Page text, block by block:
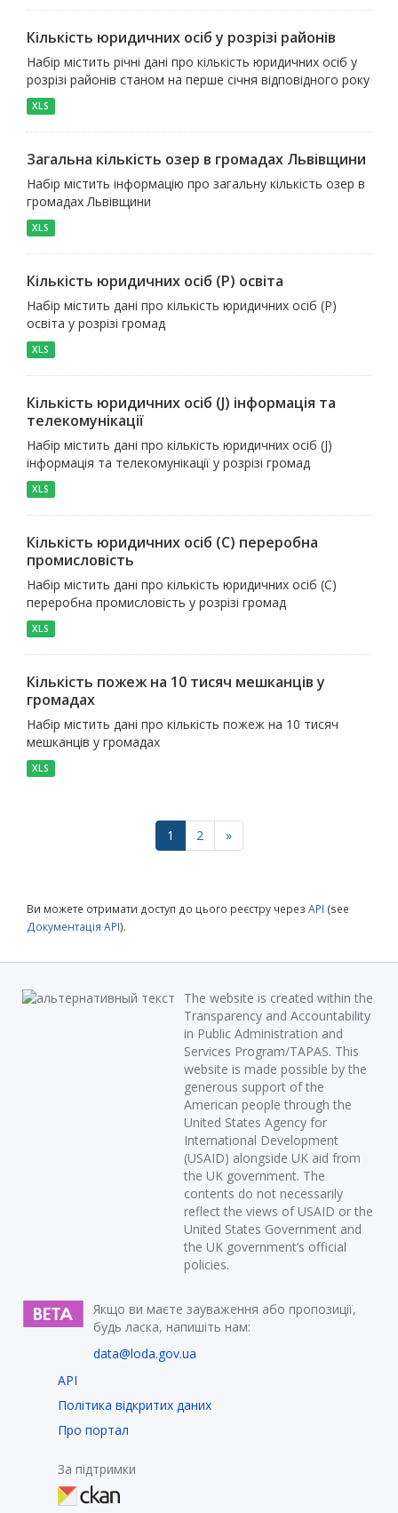
Кількість юридичних осіб у розрізі районів
Набір містить річні дані про кількість юридичних осіб у
розрізі районів станом на перше січня відповідного року
XLS
Загальна кількість озер в громадах Львівщини
Набір містить інформацію про загальну кількість озер в
громадах Львівщини
XLS
Кількість юридичних осіб (P) освіта
Набір містить дані про кількість юридичних осіб (P)
освіта у розрізі громад
XLS
Кількість юридичних осіб (J) інформація та
телекомунікації
Набір містить дані про кількість юридичних осіб (J)
інформація та телекомунікації у розрізі громад
XLS
Кількість юридичних осіб (С) переробна
промисловість
Набір містить дані про кількість юридичних осіб (С)
переробна промисловість у розрізі громад
XLS
Кількість пожеж на 10 тисяч мешканців у
громадах
Набір містить дані про кількість пожеж на 10 тисяч
мешканців у громадах
XLS
1 2 »
Ви можете отримати доступ до цього реєстру через API (see
Документація API).
The website is created within the
Transparency and Accountability
in Public Administration and
Services Program/TAPAS. This
website is made possible by the
generous support of the
American people through the
United States Agency for
International Development
(USAID) alongside UK aid from
the UK government. The
contents do not necessarily
reflect the views of USAID or the
United States Government and
the UK government’s official
policies.
Якщо ви маєте зауваження або пропозиції,
будь ласка, напишіть нам:
data@loda.gov.ua
API
Політика відкритих даних
Про портал
За підтримки